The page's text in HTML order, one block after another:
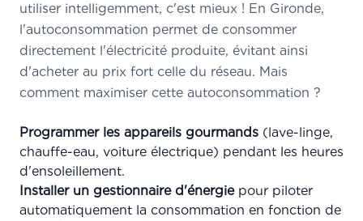
utiliser intelligemment, c'est mieux ! En Gironde,
l'autoconsommation permet de consommer
directement l'électricité produite, évitant ainsi
d'acheter au prix fort celle du réseau. Mais
comment maximiser cette autoconsommation ?
Programmer les appareils gourmands (lave-linge,
chauffe-eau, voiture électrique) pendant les heures
d'ensoleillement.
Installer un gestionnaire d'énergiepour piloter
automatiquement la consommation en fonction de